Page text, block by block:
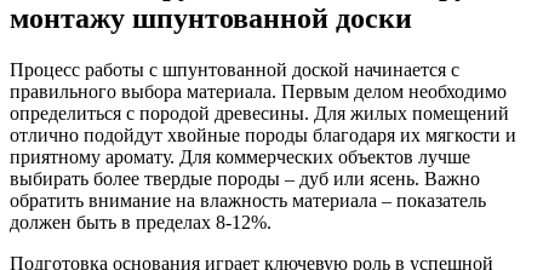
монтажу шпунтованной доски
Процесс работы с шпунтованной доской начинается с
правильного выбора материала. Первым делом необходимо
определиться с породой древесины. Для жилых помещений
отлично подойдут хвойные породы благодаря их мягкости и
приятному аромату. Для коммерческих объектов лучше
выбирать более твердые породы – дуб или ясень. Важно
обратить внимание на влажность материала – показатель
должен быть в пределах 8-12%.
Подготовка основания играет ключевую роль в успешной